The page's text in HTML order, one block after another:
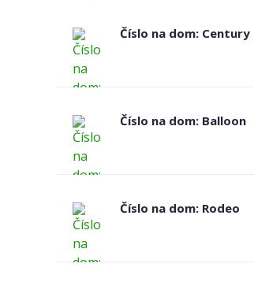
Číslo na dom: Century
Číslo na dom: Balloon
Číslo na dom: Rodeo